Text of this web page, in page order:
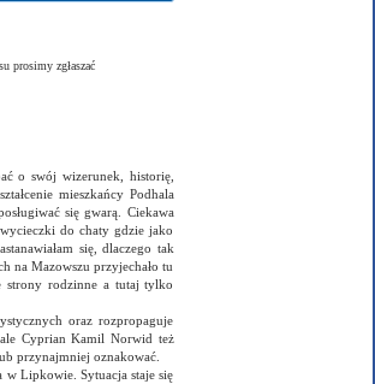
prosimy zgłaszać
o swój wizerunek, historię,
mieszkańcy Podhala
się gwarą. Ciekawa
do chaty gdzie jako
się, dlaczego tak
na Mazowszu przyjechało tu
strony rodzinne a tutaj tylko
oraz rozpropaguje
Cyprian Kamil Norwid też
przynajmniej oznakować.
w Lipkowie. Sytuacja staje się